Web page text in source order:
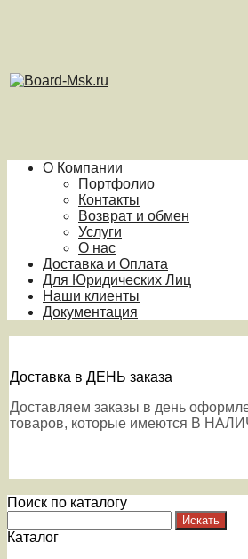
О Компании
Портфолио
Контакты
Возврат и обмен
Услуги
О нас
Доставка и Оплата
Для Юридических Лиц
Наши клиенты
Документация
Доставка в ДЕНЬ заказа
Доставляем заказы в день
товаров, которые имеются В
Поиск по каталогу
Каталог